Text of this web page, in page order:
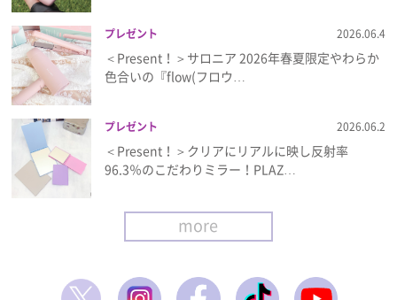
プレゼント 2026.06.4
＜Present！＞サロニア 2026年春夏限定やわらか
色合いの『flow(フロウ…
プレゼント 2026.06.2
＜Present！＞クリアにリアルに映し反射率
96.3％のこだわりミラー！PLAZ…
more